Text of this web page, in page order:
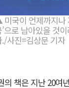
국이 언제까지나
’으로 남아있을 것
./사진=김상문 기자
의 책은 지난 20여